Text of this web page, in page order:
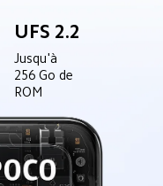
UFS 2.2
Jusqu'à
256 Go de
ROM